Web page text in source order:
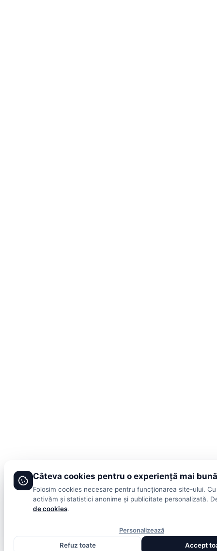
Câteva cookies pentru o experiență mai bună
Folosim cookies necesare pentru funcționarea site-ului.
activăm și statistici anonime și publicitate personalizată.
de cookies.
Personalizează
Refuz toate
Accept